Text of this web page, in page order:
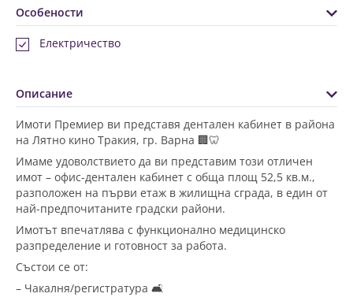
Особености
Електричество
Описание
Имоти Премиер ви представя дентален кабинет в района
на Лятно кино Тракия, гр. Варна 🏢🦷
Имаме удоволствието да ви представим този отличен
имот – офис-дентален кабинет с обща площ 52,5 кв.м.,
разположен на първи етаж в жилищна сграда, в един от
най-предпочитаните градски райони.
Имотът впечатлява с функционално медицинско
разпределение и готовност за работа.
Състои се от:
– Чакалня/регистратура 🛋️